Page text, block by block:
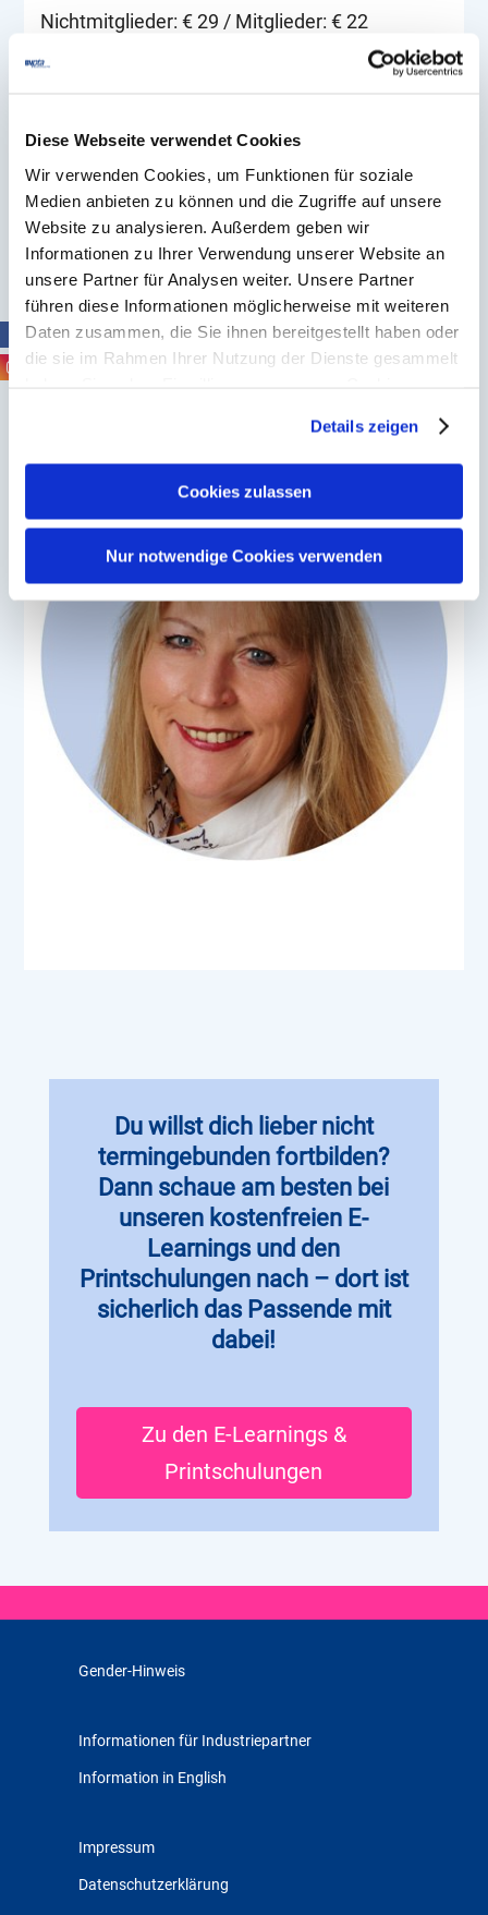
Diese Webseite verwendet Cookies
Wir verwenden Cookies, um Funktionen für soziale
Medien anbieten zu können und die Zugriffe auf unsere
Website zu analysieren. Außerdem geben wir
Informationen zu Ihrer Verwendung unserer Website an
unsere Partner für Analysen weiter. Unsere Partner
führen diese Informationen möglicherweise mit weiteren
Daten zusammen, die Sie ihnen bereitgestellt haben oder
die sie im Rahmen Ihrer Nutzung der Dienste gesammelt
Datenschutzerklärungmehr
darüber, wer wir sind, wie Sie uns kontaktieren können
und wie wir personenbezogene Daten verarbeiten.
Sie können Ihre Einwilligung jederzeit von der
Details zeigen
Cookies zulassen
Nur notwendige Cookies verwenden
Nichtmitglieder: € 29 / Mitglieder: € 22
Momentan sind keine Termine geplant.
Bitte beachte, dass wir uns vorbehalten, das
Seminar aufgrund einer zu geringen
Teilnehmerzahl abzusagen.
Du willst dich lieber nicht
termingebunden fortbilden?
Dann schaue am besten bei
unseren kostenfreien E-
Learnings und den
Printschulungen nach – dort ist
sicherlich das Passende mit
dabei!
Zu den E-Learnings &
Printschulungen
Impressum
Datenschutzerklärung
Informationen für Industriepartner
Information in English
Gender-Hinweis